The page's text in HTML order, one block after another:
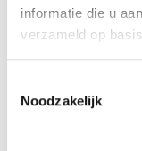
informatie die u
verzameld op
Noodzakelijk
Gebruiksadvies
9 manieren om
Op welke
inzetten?